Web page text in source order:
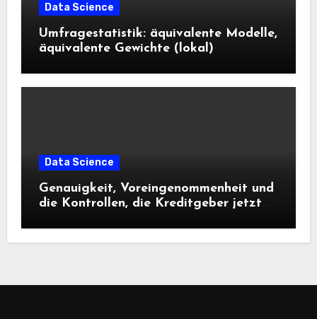
Data Science
Umfragestatistik: äquivalente Modelle,
äquivalente Gewichte (lokal)
Data Science
Genauigkeit, Voreingenommenheit und
die Kontrollen, die Kreditgeber jetzt